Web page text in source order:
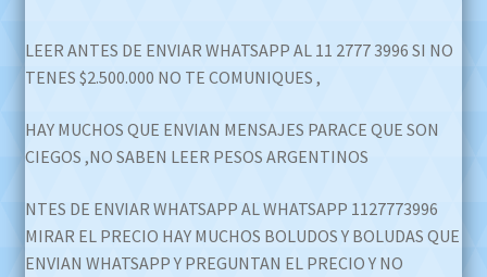
was:
is:
LEER ANTES DE ENVIAR WHATSAPP AL 11 2777 3996 SI NO
TENES $2.500.000 NO TE COMUNIQUES ,
HAY MUCHOS QUE ENVIAN MENSAJES PARACE QUE SON
CIEGOS ,NO SABEN LEER PESOS ARGENTINOS
NTES DE ENVIAR WHATSAPP AL WHATSAPP 1127773996
MIRAR EL PRECIO HAY MUCHOS BOLUDOS Y BOLUDAS QUE
ENVIAN WHATSAPP Y PREGUNTAN EL PRECIO Y NO